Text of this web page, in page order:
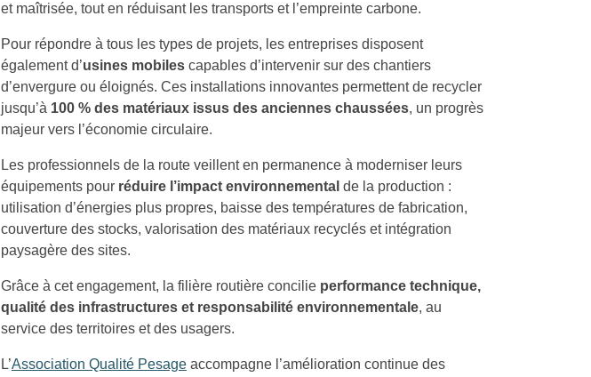
et maîtrisée, tout en réduisant les transports et l’empreinte carbone.
Pour répondre à tous les types de projets, les entreprises disposent
également d’usines mobilescapables d’intervenir sur des chantiers
d’envergure ou éloignés. Ces installations innovantes permettent de recycler
jusqu’à 100 % des matériaux issus des anciennes chaussées, un progrès
majeur vers l’économie circulaire.
Les professionnels de la route veillent en permanence à moderniser leurs
équipements pour réduire l’impact environnemental de la production :
utilisation d’énergies plus propres, baisse des températures de fabrication,
couverture des stocks, valorisation des matériaux recyclés et intégration
paysagère des sites.
Grâce à cet engagement, la filière routière concilie performance technique,
qualité des infrastructures et responsabilité environnementale, au
service des territoires et des usagers.
L’Association Qualité Pesageaccompagne l’amélioration continue des